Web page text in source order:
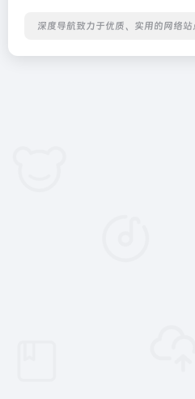
深度导航致力于优质、实用的网络站